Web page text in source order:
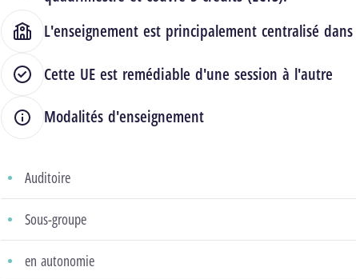
L'enseignement est principalement centralisé
Cette UE est remédiable d'une session à l'autre
Modalités d'enseignement
Auditoire
Sous-groupe
en autonomie